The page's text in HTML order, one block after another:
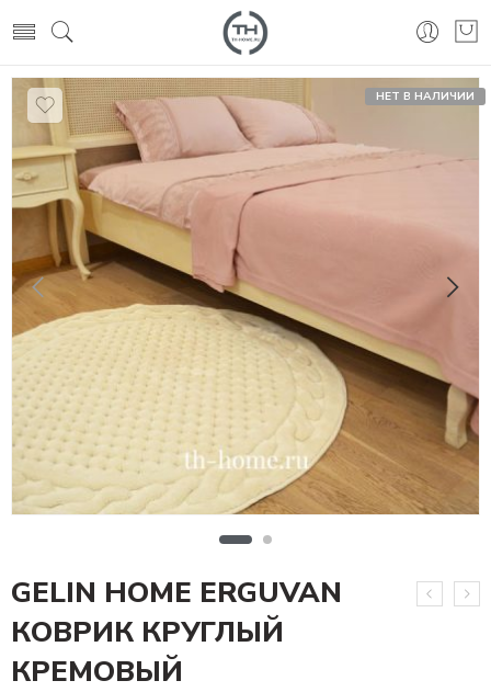
НЕТ В НАЛИЧИИ
GELIN HOME ERGUVAN
КОВРИК КРУГЛЫЙ
КРЕМОВЫЙ
4,502₽